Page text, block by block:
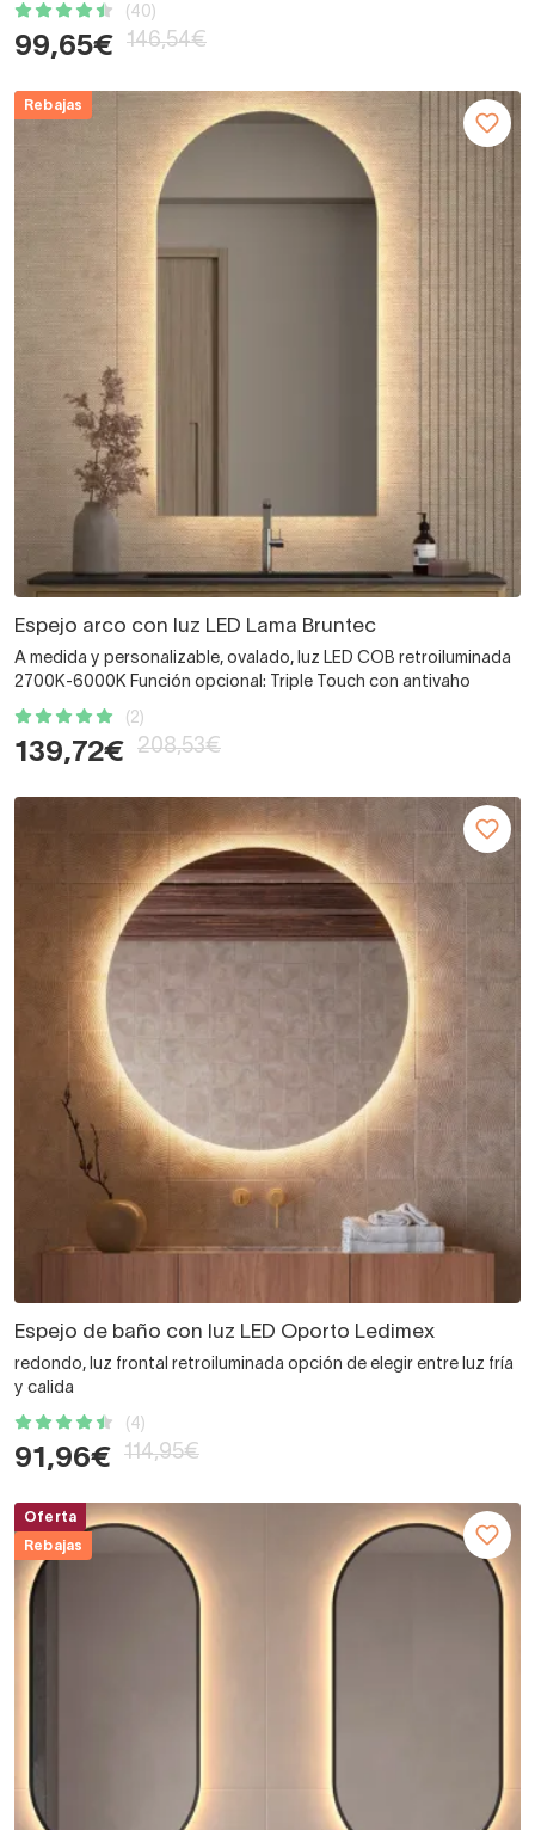
(40)
99,65€ 146,54€
Rebajas
Espejo arco con luz LED Lama Bruntec
A medida y personalizable, ovalado, luz LED COB retroiluminada
2700K-6000K Función opcional: Triple Touch con antivaho
(2)
139,72€ 208,53€
Espejo de baño con luz LED Oporto Ledimex
redondo, luz frontal retroiluminada opción de elegir entre luz fría
y calida
(4)
91,96€ 114,95€
Oferta
Rebajas